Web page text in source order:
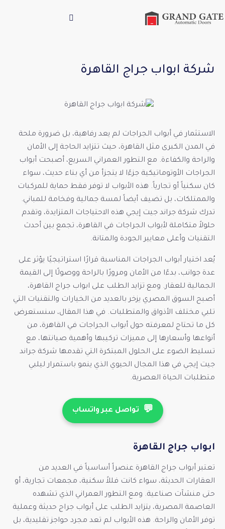
شركة ابواب جراج القاهرة
الاستثمار في أبواب الجراجات لم يعد رفاهية، بل ضرورة ملحة
في المدن الكبرى مثل القاهرة، حيث تتزايد الحاجة إلى الأمان
والراحة والكفاءة. مع التطور العمراني السريع، أصبحت أبواب
الجراجات الأوتوماتيكية جزءًا لا يتجزأ من أي بناء حديث، سواء
كان سكنياً أو تجارياً. هذه الأبواب لا توفر فقط حماية للمركبات
والممتلكات، بل تضيف أيضاً لمسة جمالية وفخامة للمباني.
تدرك شركة جراند جيت إيجي هذه الاحتياجات المتزايدة، وتقدم
حلولاً متكاملة لأبواب الجراجات في القاهرة، تجمع بين أحدث
التقنيات وأعلى معايير الجودة والمتانة.
يُعد اختيار أبواب الجراجات المناسبة قرارًا استراتيجيًا يؤثر على
عدة جوانب، بدءًا من الأمان ومرورًا بالراحة ووصولًا إلى القيمة
الجمالية للعقار. ومع تزايد الطلب على ابواب جراج القاهرة،
أصبح السوق المصري يزخر بالعديد من الخيارات والتقنيات التي
تلبي مختلف الأذواق والمتطلبات. في هذا المقال، سنستعرض
كل ما تحتاج لمعرفته حول أبواب الجراجات في القاهرة، من
أنواعها وأسعارها إلى مميزات تركيبها وأهمية صيانتها، مع
تسليط الضوء على الحلول المبتكرة التي تقدمها شركة جراند
جيت إيجي في هذا المجال الحيوي الذي ينمو باستمرار ليلبي
متطلبات الحياة العصرية.
💬 تواصل عبر واتساب
ابواب جراج القاهرة
تعتبر أبواب جراج القاهرة عنصراً أساسياً في العديد من
العقارات الحديثة، سواء كانت فللاً سكنية، مجمعات تجارية، أو
حتى منشآت صناعية. ومع التطور العمراني الذي تشهده
العاصمة المصرية، يتزايد الطلب على أبواب جراج حديثة وعملية
توفر الأمان والراحة. هذه الأبواب لم تعد مجرد حواجز تقليدية، بل